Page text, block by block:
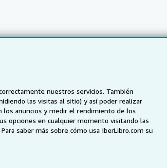
nuestros servicios. También
las visitas al sitio) y así poder realizar
anuncios y medir el rendimiento de los
opciones en cualquier momento visitando las
Para saber más sobre cómo usa IberLibro.com su
Aus/NZ AbeBooks.ca ZVAB.com